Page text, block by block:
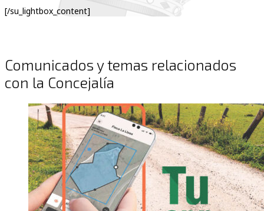
[/su_lightbox_content]
Comunicados y temas relacionados
con la Concejalía